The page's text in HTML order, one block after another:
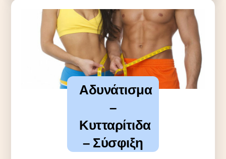
Αδυνάτισμα
–
Κυτταρίτιδα
– Σύσφιξη